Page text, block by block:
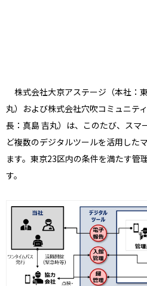
株式会社大京アステージ（本社：
丸）および株式会社穴吹コミュニテ
長：真島 吉丸）は、このたび、スマ
ど複数のデジタルツールを活用した
ます。東京23区内の条件を満たす管
す。